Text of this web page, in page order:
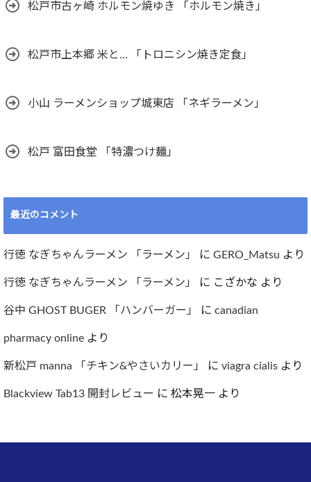
松戸市古ヶ崎 ホルモン焼ゆき 「ホルモン焼き」
松戸市上本郷 米と… 「トロニシン焼き定食」
小山 ラーメンショップ城東店 「ネギラーメン」
松戸 富田食堂 「特濃つけ麺」
最近のコメント
行徳 なぎちゃんラーメン 「ラーメン」 に GERO_Matsu より
行徳 なぎちゃんラーメン 「ラーメン」 に こざかな より
谷中 GHOST BUGER 「ハンバーガー」 に canadian
pharmacy online より
新松戸 manna 「チキン&やさいカリー」 に viagra cialis より
Blackview Tab13 開封レビュー に 松本晃一 より